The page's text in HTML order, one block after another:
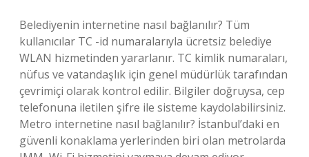
Belediyenin internetine nasıl bağlanılır? Tüm
kullanıcılar TC -id numaralarıyla ücretsiz belediye
WLAN hizmetinden yararlanır. TC kimlik numaraları,
nüfus ve vatandaşlık için genel müdürlük tarafından
çevrimiçi olarak kontrol edilir. Bilgiler doğruysa, cep
telefonuna iletilen şifre ile sisteme kaydolabilirsiniz.
Metro internetine nasıl bağlanılır? İstanbul’daki en
güvenli konaklama yerlerinden biri olan metrolarda